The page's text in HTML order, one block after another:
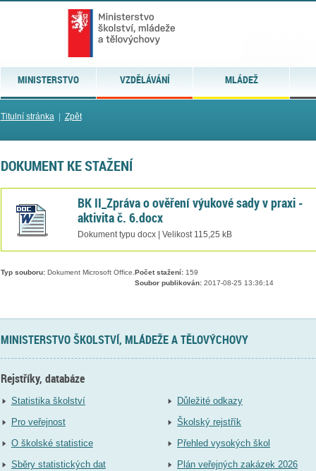
MINISTERSTVO VZDĚLÁVÁNÍ MLÁDEŽ
Titulní stránka| Zpět
DOKUMENT KE STAŽENÍ
BK II_Zpráva o ověření výukové sady v praxi -
aktivita č. 6.docx
Dokument typu docx | Velikost 115,25 kB
Typ souboru:Dokument Microsoft Office. Počet stažení:159
Soubor publikován:2017-08-25 13:36:14
MINISTERSTVO ŠKOLSTVÍ, MLÁDEŽE A TĚLOVÝCHOVY
Rejstříky, databáze
Statistika školství
Pro veřejnost
O školské statistice
Sběry statistických dat
Důležité odkazy
Školský rejstřík
Přehled vysokých škol
Plán veřejných zakázek 2026